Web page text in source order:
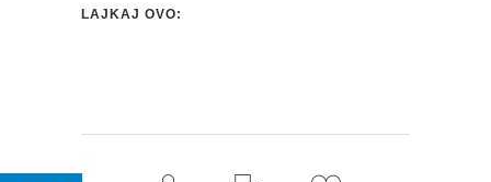
LAJKAJ OVO: